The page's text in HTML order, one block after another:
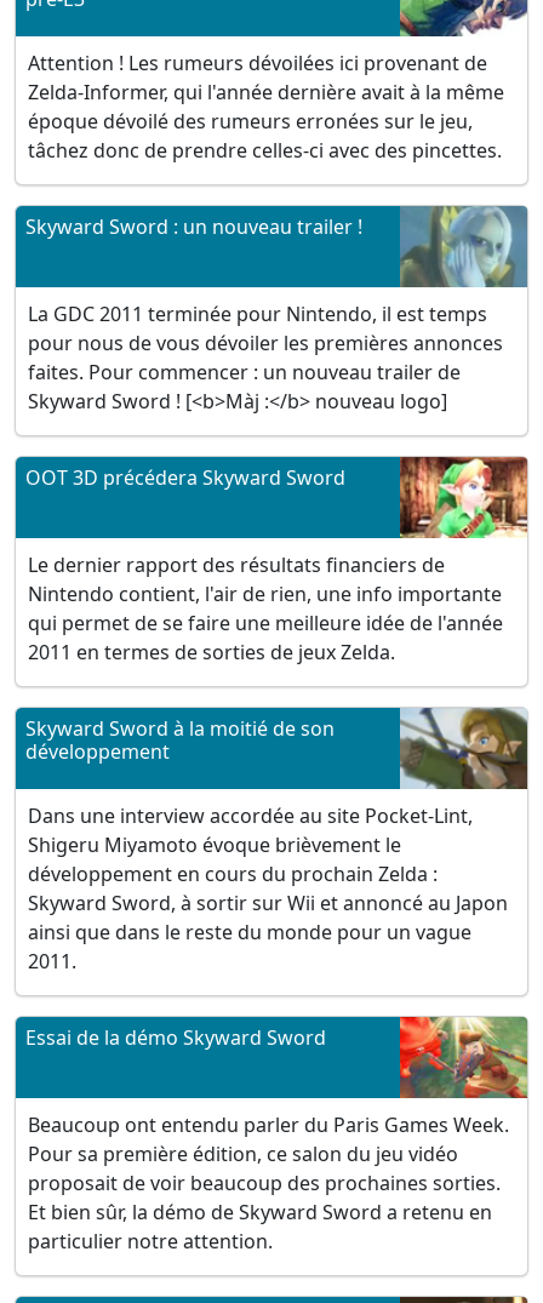
Attention ! Les rumeurs dévoilées ici provenant de
Zelda-Informer, qui l'année dernière avait à la même
époque dévoilé des rumeurs erronées sur le jeu,
tâchez donc de prendre celles-ci avec des pincettes.
Skyward Sword : un nouveau trailer !
La GDC 2011 terminée pour Nintendo, il est temps
pour nous de vous dévoiler les premières annonces
faites. Pour commencer : un nouveau trailer de
Skyward Sword ! [<b>Màj :</b> nouveau logo]
OOT 3D précédera Skyward Sword
Le dernier rapport des résultats financiers de
Nintendo contient, l'air de rien, une info importante
qui permet de se faire une meilleure idée de l'année
2011 en termes de sorties de jeux Zelda.
Skyward Sword à la moitié de son
développement
Dans une interview accordée au site Pocket-Lint,
Shigeru Miyamoto évoque brièvement le
développement en cours du prochain Zelda :
Skyward Sword, à sortir sur Wii et annoncé au Japon
ainsi que dans le reste du monde pour un vague
2011.
Essai de la démo Skyward Sword
Beaucoup ont entendu parler du Paris Games Week.
Pour sa première édition, ce salon du jeu vidéo
proposait de voir beaucoup des prochaines sorties.
Et bien sûr, la démo de Skyward Sword a retenu en
particulier notre attention.